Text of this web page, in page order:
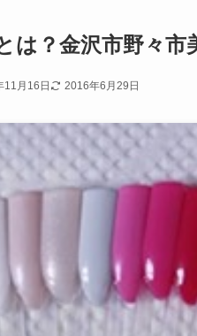
は？金沢市野々市
11月16日 2016年6月29日